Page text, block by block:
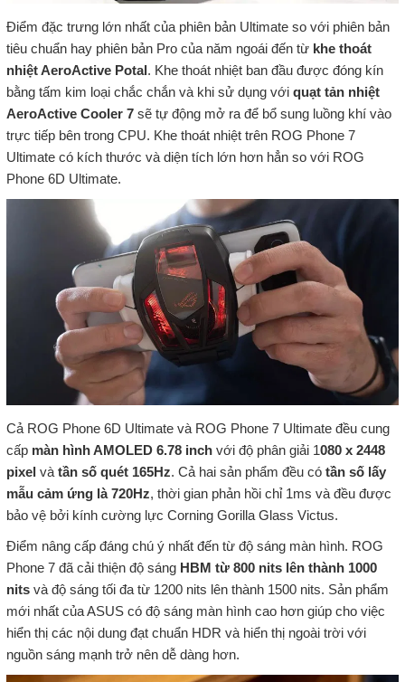
Điểm đặc trưng lớn nhất của phiên bản Ultimate so với phiên bản
tiêu chuẩn hay phiên bản Pro của năm ngoái đến từ khe thoát
nhiệt AeroActive Potal. Khe thoát nhiệt ban đầu được đóng kín
bằng tấm kim loại chắc chắn và khi sử dụng với quạt tản nhiệt
AeroActive Cooler 7sẽ tự động mở ra để bổ sung luồng khí vào
trực tiếp bên trong CPU. Khe thoát nhiệt trên ROG Phone 7
Ultimate có kích thước và diện tích lớn hơn hẳn so với ROG
Phone 6D Ultimate.
Cả ROG Phone 6D Ultimate và ROG Phone 7 Ultimate đều cung
cấp màn hình AMOLED 6.78 inchvới độ phân giải 1080 x 2448
pixel và tần số quét 165Hz. Cả hai sản phẩm đều có tần số lấy
mẫu cảm ứng là 720Hz, thời gian phản hồi chỉ 1ms và đều được
bảo vệ bởi kính cường lực Corning Gorilla Glass Victus.
Điểm nâng cấp đáng chú ý nhất đến từ độ sáng màn hình. ROG
Phone 7 đã cải thiện độ sáng HBM từ 800 nits lên thành 1000
nitsvà độ sáng tối đa từ 1200 nits lên thành 1500 nits. Sản phẩm
mới nhất của ASUS có độ sáng màn hình cao hơn giúp cho việc
hiển thị các nội dung đạt chuẩn HDR và hiển thị ngoài trời với
nguồn sáng mạnh trở nên dễ dàng hơn.